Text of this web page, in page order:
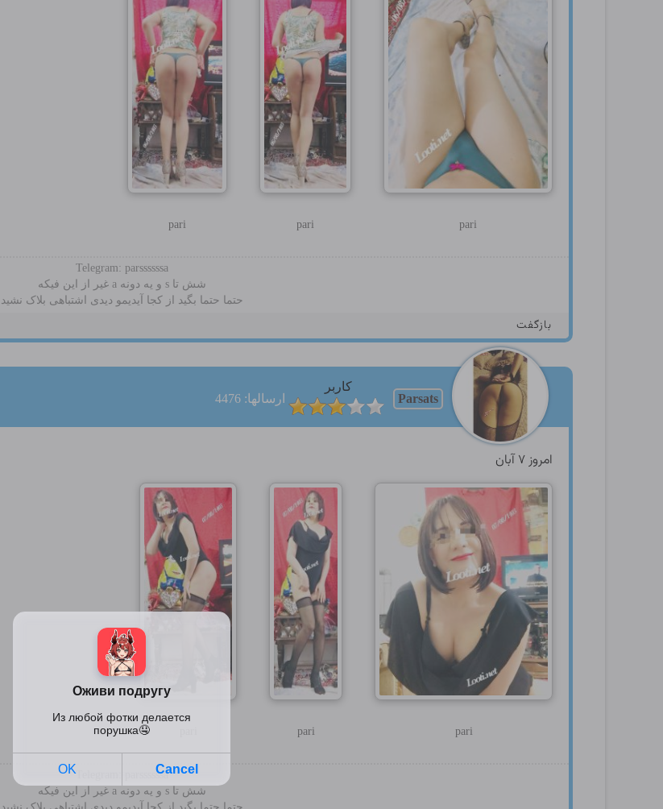
pari
pari
pari
Telegram: parssssssa
شش تا s و یه دونه a غیر از این فیکه
حتما حتما بگید از کجا آیدیمو دیدی اشتباهی بلاک نشید
بازگفت
Parsats
کاربر
ارسالها: 4476
امروز ۷ آبان
pari
pari
Telegram: parssssssa
شش تا s و یه دونه a غیر از این فیکه